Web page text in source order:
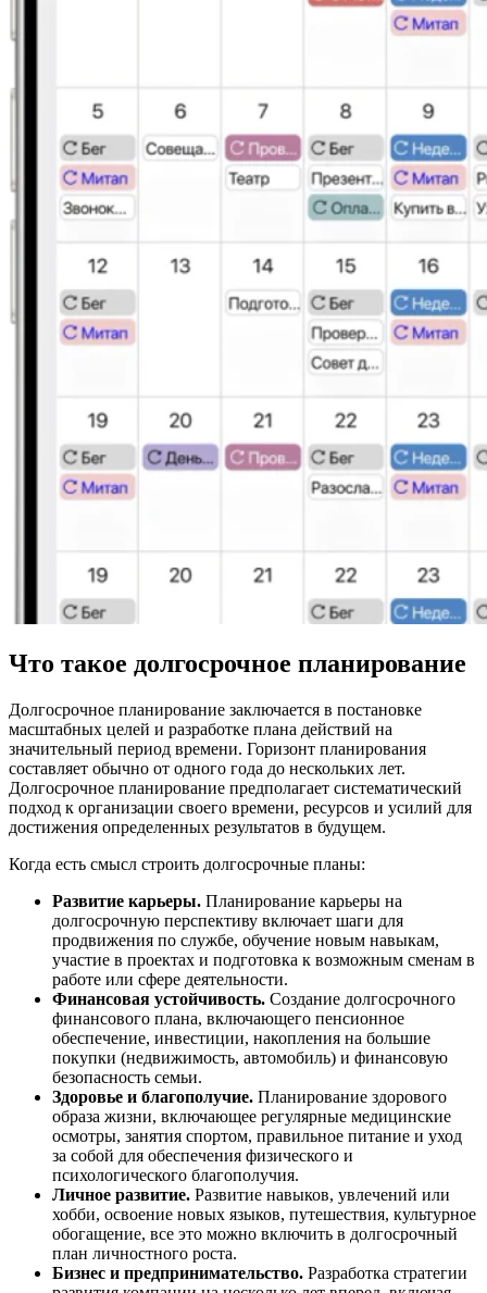
Что такое долгосрочное планирование
Долгосрочное планирование заключается в постановке
масштабных целей и разработке плана действий на
значительный период времени. Горизонт планирования
составляет обычно от одного года до нескольких лет.
Долгосрочное планирование предполагает систематический
подход к организации своего времени, ресурсов и усилий для
достижения определенных результатов в будущем.
Когда есть смысл строить долгосрочные планы:
Развитие карьеры. Планирование карьеры на
долгосрочную перспективу включает шаги для
продвижения по службе, обучение новым навыкам,
участие в проектах и подготовка к возможным сменам в
работе или сфере деятельности.
Финансовая устойчивость. Создание долгосрочного
финансового плана, включающего пенсионное
обеспечение, инвестиции, накопления на большие
покупки (недвижимость, автомобиль) и финансовую
безопасность семьи.
Здоровье и благополучие. Планирование здорового
образа жизни, включающее регулярные медицинские
осмотры, занятия спортом, правильное питание и уход
за собой для обеспечения физического и
психологического благополучия.
Личное развитие. Развитие навыков, увлечений или
хобби, освоение новых языков, путешествия, культурное
обогащение, все это можно включить в долгосрочный
план личностного роста.
Бизнес и предпринимательство. Разработка стратегии